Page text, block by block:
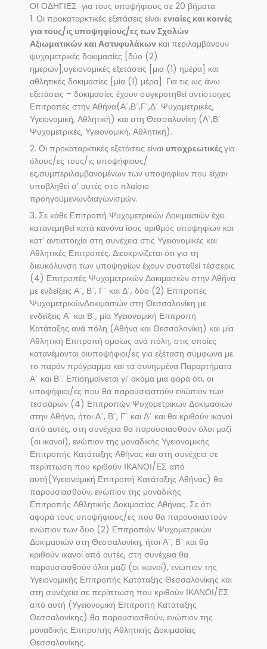
ΟΙ ΟΔΗΓΙΕΣ για τους υποψήφιους σε 20 βήματα
1. Οι προκαταρκτικές εξετάσεις είναι ενιαίες και κοινές
για τους/ις υποψηφίους/ες των Σχολών
Αξιωματικών και Αστυφυλάκων και περιλαμβάνουν
ψυχομετρικές δοκιμασίες [δύο (2)
ημερών],υγειονομικές εξετάσεις [μια (1) ημέρα] και
αθλητικές δοκιμασίες [μία (1) μέρα]. Για τις ως άνω
εξετάσεις – δοκιμασίες έχουν συγκροτηθεί αντίστοιχες
Επιτροπές στην Αθήνα(Α΄,Β΄,Γ΄,Δ΄ Ψυχομετρικές,
Υγειονομική, Αθλητική) και στη Θεσσαλονίκη (Α΄,Β΄
Ψυχομετρικές, Υγειονομική, Αθλητική).
2. Οι προκαταρκτικές εξετάσεις είναι υποχρεωτικέςγια
όλους/ες τους/ις υποψήφιους/
ες,συμπεριλαμβανομένων των υποψηφίων που είχαν
υποβληθεί σ’ αυτές στο πλαίσιο
προηγούμενωνδιαγωνισμών.
3. Σε κάθε Επιτροπή Ψυχομετρικών Δοκιμασιών έχει
κατανεμηθεί κατά κανόνα ίσος αριθμός υποψηφίων και
κατ’ αντιστοιχία στη συνέχεια στις Υγειονομικές και
Αθλητικές Επιτροπές. Διευκρινίζεται ότι για τη
διευκόλυνση των υποψηφίων έχουν συσταθεί τέσσερις
(4) Επιτροπές Ψυχομετρικών Δοκιμασιών στην Αθήνα
με ενδείξεις Α΄, Β΄, Γ΄ και Δ΄, δύο (2) Επιτροπές
ΨυχομετρικώνΔοκιμασιών στη Θεσσαλονίκη με
ενδείξεις Α΄ και Β΄, μία Υγειονομική Επιτροπή
Κατάταξης ανά πόλη (Αθήνα και Θεσσαλονίκη) και μία
Αθλητική Επιτροπή ομοίως ανά πόλη, στις οποίες
κατανέμονται οιυποψήφιοι/ες για εξέταση σύμφωνα με
το παρόν πρόγραμμα και τα συνημμένα Παραρτήματα
Α΄ και Β΄. Επισημαίνεται γι’ ακόμα μια φορά ότι, οι
υποψήφιοι/ες που θα παρουσιαστούν ενώπιον των
τεσσάρων (4) Επιτροπών Ψυχομετρικών Δοκιμασιών
στην Αθήνα, ήτοι Α΄, Β΄, Γ΄ και Δ΄ και θα κριθούν ικανοί
από αυτές, στη συνέχεια θα παρουσιασθούν όλοι μαζί
(οι ικανοί), ενώπιον της μοναδικής Υγειονομικής
Επιτροπής Κατάταξης Αθήνας και στη συνέχεια σε
περίπτωση που κριθούν ΙΚΑΝΟΙ/ΕΣ από
αυτή(Υγειονομική Επιτροπή Κατάταξης Αθήνας) θα
παρουσιασθούν, ενώπιον της μοναδικής
Επιτροπής Αθλητικής Δοκιμασίας Αθήνας. Σε ότι
αφορά τους υποψήφιους/ες που θα παρουσιαστούν
ενώπιον των δυο (2) Επιτροπών Ψυχομετρικών
Δοκιμασιών στη Θεσσαλονίκη, ήτοι Α΄, Β΄ και θα
κριθούν ικανοί από αυτές, στη συνέχεια θα
παρουσιασθούν όλοι μαζί (οι ικανοί), ενώπιον της
Υγειονομικής Επιτροπής Κατάταξης Θεσσαλονίκης και
στη συνέχεια σε περίπτωση που κριθούν ΙΚΑΝΟΙ/ΕΣ
από αυτή (Υγειονομική Επιτροπή Κατάταξης
Θεσσαλονίκης) θα παρουσιασθούν, ενώπιον της
μοναδικής Επιτροπής Αθλητικής Δοκιμασίας
Θεσσαλονίκης.